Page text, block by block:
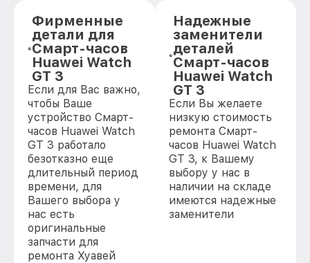
Фирменные
детали для
Смарт-часов
Huawei Watch
GT 3
Если для Вас важно,
чтобы Ваше
устройство Смарт-
часов Huawei Watch
GT 3 работало
безотказно еще
длительный период
времени, для
Вашего выбора у
нас есть
оригинальные
запчасти для
ремонта Хуавей
Надежные
заменители
деталей
Смарт-часов
Huawei Watch
GT 3
Если Вы желаете
низкую стоимость
ремонта Смарт-
часов Huawei Watch
GT 3, к Вашему
выбору у нас в
наличии на складе
имеются надежные
заменители